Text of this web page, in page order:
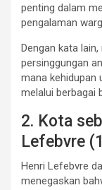
penting dalam
pengalaman
Dengan kata
persinggungan
mana kehidupan
melalui berbagai
2. Kota
Lefebvre
Henri Lefebvre
menegaskan